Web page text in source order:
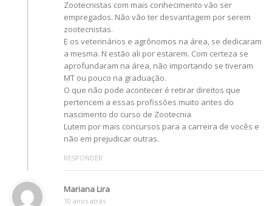
Zootecnistas com mais conhecimento vão ser
empregados. Não vão ter desvantagem por serem
zootecnistas.
E os veterinários e agrônomos na área, se dedicaram
a mesma. N estão ali por estarem. Com certeza se
aprofundaram na área, não importando se tiveram
MT ou pouco na graduação.
O que não pode acontecer é retirar direitos que
pertencem a essas profissões muito antes do
nascimento do curso de Zootecnia
Lutem por mais concursos para a carreira de vocês e
não em prejudicar outras.
RESPONDER
Mariana Lira
10 anos atrás